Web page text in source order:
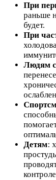
При
раньше
будет.
При
Людям
Детям: